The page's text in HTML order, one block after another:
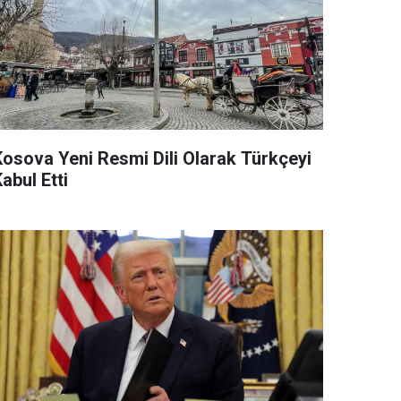
Yeni Resmi Dili Olarak Türkçeyi
Etti